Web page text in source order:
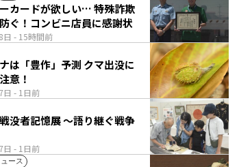
日 - 15時間前
カードが欲しい… 特殊詐欺
ぐ！コンビニ店員に感謝状
日 - 1日前
豊作」予測 クマ出没に
意！
日 - 1日前
没者記憶展 ～語り継ぐ戦争
ース